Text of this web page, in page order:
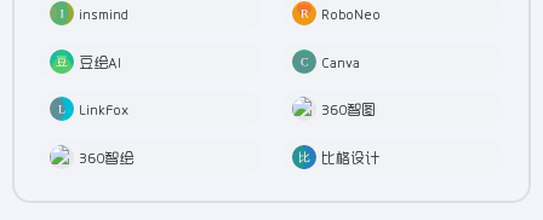
insmind RoboNeo
豆绘AI Canva
LinkFox 360智图
360智绘 比格设计